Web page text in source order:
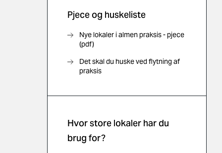
Pjece og huskeliste
Nye lokaler i almen praksis - pjece
(pdf)
Det skal du huske ved flytning af
praksis
Hvor store lokaler har du
brug for?